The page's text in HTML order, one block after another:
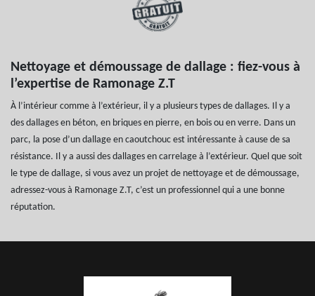
Nettoyage et démoussage de dallage : fiez-vous à
l’expertise de Ramonage Z.T
À l’intérieur comme à l’extérieur, il y a plusieurs types de dallages. Il y a
des dallages en béton, en briques en pierre, en bois ou en verre. Dans un
parc, la pose d’un dallage en caoutchouc est intéressante à cause de sa
résistance. Il y a aussi des dallages en carrelage à l’extérieur. Quel que soit
le type de dallage, si vous avez un projet de nettoyage et de démoussage,
adressez-vous à Ramonage Z.T, c’est un professionnel qui a une bonne
réputation.